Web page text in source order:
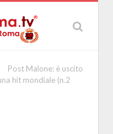
Post Malone: è uscito
hit mondiale (n.2